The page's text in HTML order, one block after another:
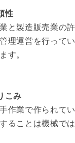
性
と製造販売業の
理運営を行って
す。
こみ
作業で作られて
ることは機械で